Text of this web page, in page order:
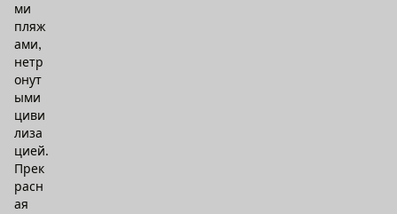
ми
пляж
ами,
нетр
онут
ыми
циви
лиза
цией.
Прек
расн
ая